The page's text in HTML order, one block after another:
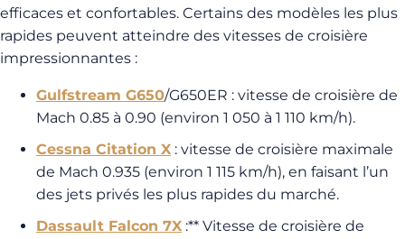
efficaces et confortables. Certains des modèles les plus
rapides peuvent atteindre des vitesses de croisière
impressionnantes :
Gulfstream G650/G650ER : vitesse de croisière de
Mach 0.85 à 0.90 (environ 1 050 à 1 110 km/h).
Cessna Citation X : vitesse de croisière maximale
de Mach 0.935 (environ 1 115 km/h), en faisant l’un
des jets privés les plus rapides du marché.
Dassault Falcon 7X :** Vitesse de croisière de